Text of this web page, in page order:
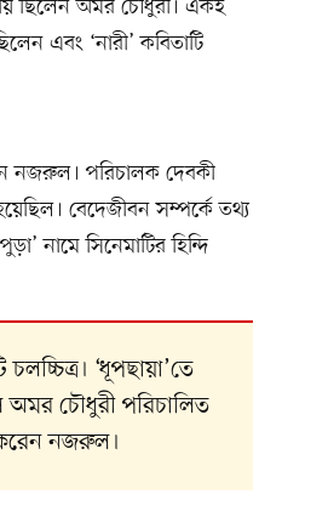
ছিলেন অমর চৌধুরী। একই
এবং ‘নারী’ কবিতাটি
নজরুল। পরিচালক দেবকী
বেদেজীবন সম্পর্কে তথ্য
নামে সিনেমাটির হিন্দি
‘ধূপছায়া’তে
অমর চৌধুরী পরিচালিত
করেন নজরুল।